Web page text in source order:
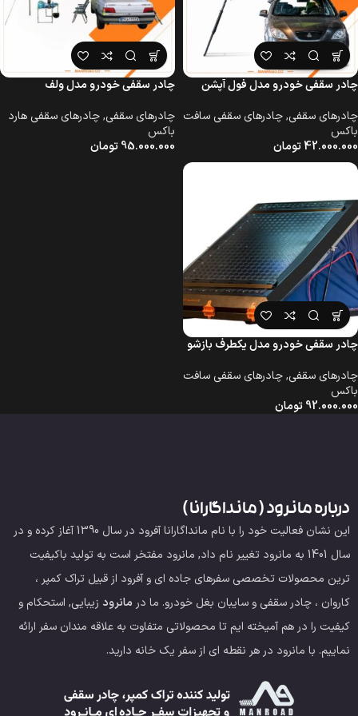
چادر سقفی خودرو مدل فول آپشن
چادرهای سقفی,چادرهای سقفی سافت
باکس
42.000.000تومان
چادر سقفی خودرو مدل ولف
چادرهای سقفی,چادرهای سقفی هارد
باکس
95.000.000تومان
چادر سقفی خودرو مدل یکطرف بازشو
چادرهای سقفی,چادرهای سقفی سافت
باکس
92.000.000تومان
درباره مانرود ( مانداگارانا )
این نشان فعالیت خود را با نام مانداگارانا آفرود در سال 1390 آغاز کرده و در
سال 1401 به مانرود تغییر نام داد, مانرود مفتخر است به تولید باکیفیت
ترین محصولات تخصصی سفرهای جاده ای و آفرود از قبیل تراک کمپر ،
کاروان ، چادر سقفی و سایبان بغل خودرو. ما در مانرود زیبایی, استحکام و
کیفیت را در هم آمیخته ایم تا محصولاتی متفاوت به علاقه مندان سفر ارائه
نماییم. با مانرود در هر نقطه ای از سفر یک خانه دارید.